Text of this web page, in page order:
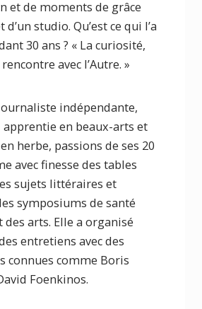
et de moments de grâce
studio. Qu’est ce qui l’a
30 ans ? « La curiosité,
avec l’Autre. »
indépendante,
apprentie en beaux-arts et
herbe, passions de ses 20
avec finesse des tables
sujets littéraires et
symposiums de santé
arts. Elle a organisé
entretiens avec des
connues comme Boris
Foenkinos.